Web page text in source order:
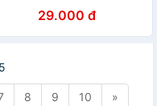
29.000 đ
8 9 10 »